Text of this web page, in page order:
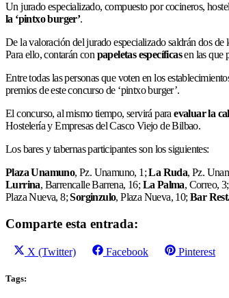
Un jurado especializado, compuesto por cocineros,
la ‘pintxo burger’.
De la valoración del jurado especializado saldrán dos
Para ello, contarán conpapeletas específicasen las que
Entre todas las personas que voten en los
premios de este concurso de ‘pintxo burger’.
El concurso, al mismo tiempo, servirá paraevaluar la
Hostelería y Empresas del Casco Viejo de Bilbao.
Los bares y tabernas participantes son los siguientes:
Plaza Unamuno, Pz. Unamuno, 1;La Ruda, Pz.
Lurrina, Barrencalle Barrena, 16;La Palma, Correo,
Plaza Nueva, 8;Sorginzulo, Plaza Nueva, 10;Bar
Comparte esta entrada:
Compartir
X (Twitter)
Compartir
Facebook
Compartir
Pinterest
Tags: